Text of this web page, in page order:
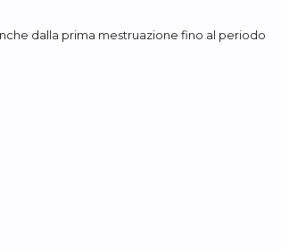
dalla prima mestruazione fino al periodo